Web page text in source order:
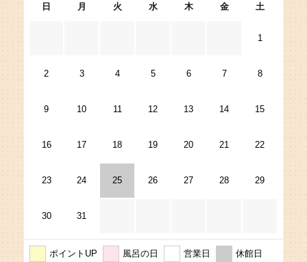
シ
ョ
ン
日 月 火 水 木 金 土
1
2 3 4 5 6 7 8
9 10 11 12 13 14 15
16 17 18 19 20 21 22
23 24 25 26 27 28 29
30 31
ポイントUP 風呂の日 営業日 休館日